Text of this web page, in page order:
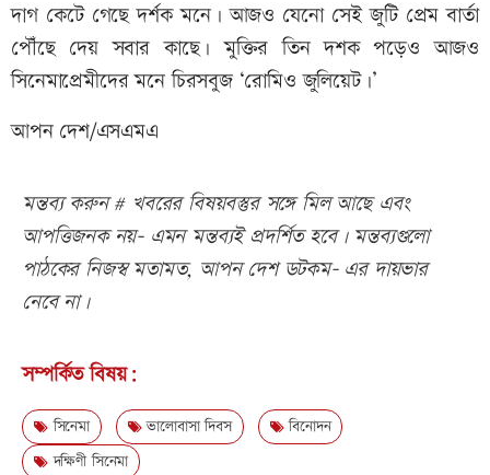
দাগ কেটে গেছে দর্শক মনে। আজও যেনো সেই জুটি প্রেম বার্তা
পৌঁছে দেয় সবার কাছে। মুক্তির তিন দশক পড়েও আজও
সিনেমাপ্রেমীদের মনে চিরসবুজ ‘রোমিও জুলিয়েট।’
আপন দেশ/এসএমএ
মন্তব্য করুন # খবরের বিষয়বস্তুর সঙ্গে মিল আছে এবং
আপত্তিজনক নয়- এমন মন্তব্যই প্রদর্শিত হবে। মন্তব্যগুলো
পাঠকের নিজস্ব মতামত, আপন দেশ ডটকম- এর দায়ভার
নেবে না।
সম্পর্কিত বিষয়:
সিনেমা ভালোবাসা দিবস
বিনোদন
দক্ষিণী সিনেমা